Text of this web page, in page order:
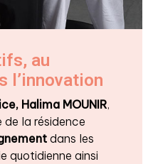
au
l’innovation
Halima MOUNIR,
de la résidence
dans les
quotidienne ainsi